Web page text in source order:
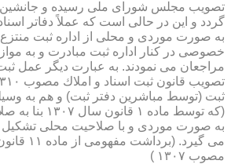
به صورت موردی و محلی از اداره ثبت
خصوصی در كنار اداره ثبت مبادرت و به
مراجعان می نمودند. به عبارت دیگر عمل ثبت
ثبت (توسط مباشرین دفتر ثبت) و هم به
(كه توسط ماده ۱
به صورت موردی و با صلاحیت محلی تشكیل
می گیرد.
مصوب ۱۳۰۷ )